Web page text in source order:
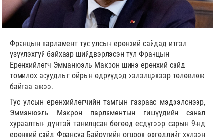
Францын парламент тус улсын ерөнхий сайдад итгэл
үзүүлэхгүй байхаар шийдвэрлэсэн тул Францын
Ерөнхийлөгч Эмманюэль Макрон шинэ ерөнхий сайд
томилох асуудлыг ойрын өдрүүдэд хэлэлцэхээр төлөвлөж
байгаа ажээ.
Тус улсын ерөнхийлөгчийн тамгын газраас мэдээлснээр,
Эмманюэль Макрон парламентын гишүүдийн санал
хураалтын дүнтэй танилцсан бөгөөд есдүгээр сарын 9-нд
ерөнхий сайд Франсуа Байругийн огцрох өргөдлийг хүлээн